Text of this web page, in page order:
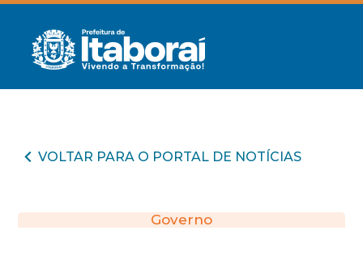
VOLTAR PARA O PORTAL DE NOTÍCIAS
Governo